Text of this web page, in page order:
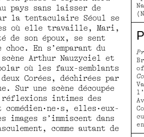
sans laisser de
la tentaculaire Séoul se
où elle travaille, Mari,
son époux, se sent
En s’emparant du
scène Arthur Nauzyciel et
où les faux-semblants
Corées, déchirées par
Sur une scène découpée
intimes des
elles·eux-
s’immiscent dans
comme autant de